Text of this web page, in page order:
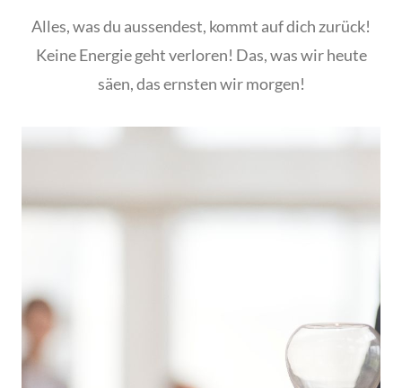
Alles, was du aussendest, kommt auf dich zurück!
Keine Energie geht verloren! Das, was wir heute
säen, das ernsten wir morgen!